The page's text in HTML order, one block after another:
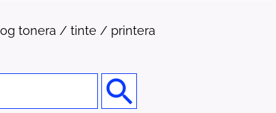
tonera / tinte / printera